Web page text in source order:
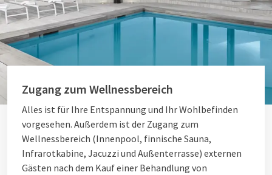
Zugang zum Wellnessbereich
Alles ist für Ihre Entspannung und Ihr Wohlbefinden
vorgesehen. Außerdem ist der Zugang zum
Wellnessbereich (Innenpool, finnische Sauna,
Infrarotkabine, Jacuzzi und Außenterrasse) externen
Gästen nach dem Kauf einer Behandlung von